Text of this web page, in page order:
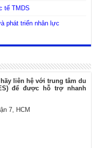
tế TMDS
phát triển nhân lực
liên hệ với trung tâm du
để được hỗ trợ nhanh
7, HCM